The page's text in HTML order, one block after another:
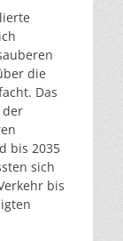
die
Das
der
bis 2035
sich
bis